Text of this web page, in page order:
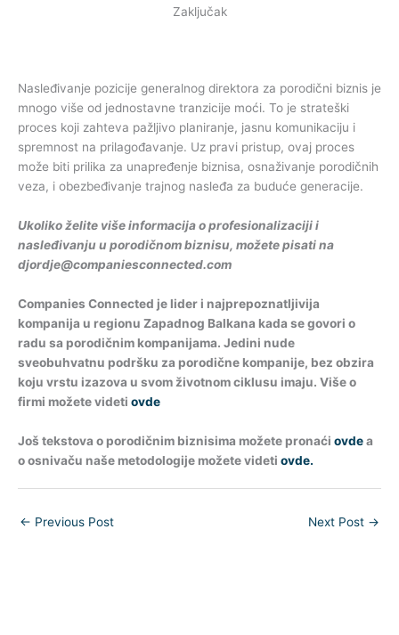
Zaključak
Nasleđivanje pozicije generalnog direktora za porodični biznis je
mnogo više od jednostavne tranzicije moći. To je strateški
proces koji zahteva pažljivo planiranje, jasnu komunikaciju i
spremnost na prilagođavanje. Uz pravi pristup, ovaj proces
može biti prilika za unapređenje biznisa, osnaživanje porodičnih
veza, i obezbeđivanje trajnog nasleđa za buduće generacije.
Ukoliko želite više informacija o profesionalizaciji i
nasleđivanju u porodičnom biznisu, možete pisati na
djordje@companiesconnected.com
Companies Connected je lider i najprepoznatljivija
kompanija u regionu Zapadnog Balkana kada se govori o
radu sa porodičnim kompanijama. Jedini nude
sveobuhvatnu podršku za porodične kompanije, bez obzira
koju vrstu izazova u svom životnom ciklusu imaju. Više o
firmi možete videti ovde
Još tekstova o porodičnim biznisima možete pronaći ovdea
o osnivaču naše metodologije možete videti ovde.
← Previous Post Next Post →